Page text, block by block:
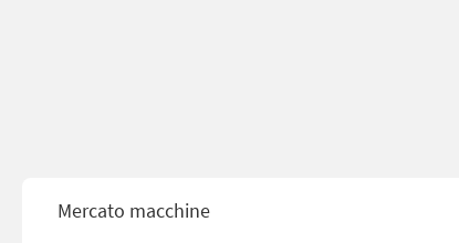
Mercato macchine